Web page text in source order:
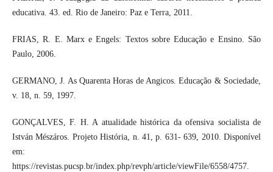
educativa. 43. ed. Rio de Janeiro: Paz e Terra, 2011.
FRIAS, R. E. Marx e Engels: Textos sobre Educação e Ensino. São
Paulo, 2006.
GERMANO, J. As Quarenta Horas de Angicos. Educação & Sociedade,
v. 18, n. 59, 1997.
GONÇALVES, F. H. A atualidade histórica da ofensiva socialista de
István Mészáros. Projeto História, n. 41, p. 631- 639, 2010. Disponível
em:
https://revistas.pucsp.br/index.php/revph/article/viewFile/6558/4757.